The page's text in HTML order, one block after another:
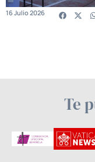
16 Julio 2026
Te